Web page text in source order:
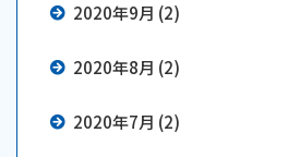
2020年9月 (2)
2020年8月 (2)
2020年7月 (2)